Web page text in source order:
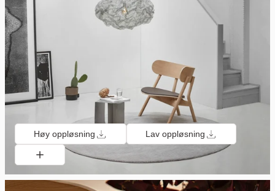
Høy oppløsning Lav oppløsning